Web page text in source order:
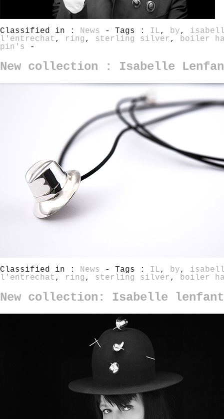
Classified in : News - Tags : IL, by,
l'entrechat , ring , sterling silver , boiler
pin's
-
New collection : Isabelle
Classified in : News - Tags : IL, by,
l'entrechat , ring , sterling silver , boiler
New collection: Isabelle